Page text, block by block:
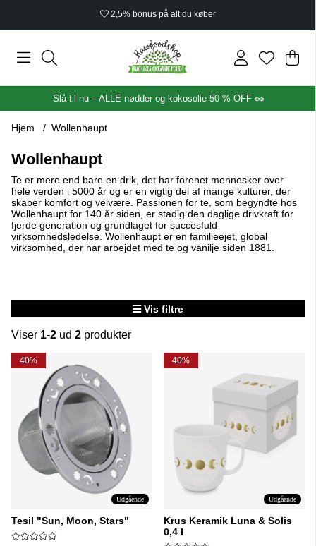
2,5% bonus på alt du køber
.
Slå til nu – ALLE nødder og kokosolie 50 % OFF 🥜
Hjem Wollenhaupt
Wollenhaupt
Te er mere end bare en drik, det har forenet mennesker over
hele verden i 5000 år og er en vigtig del af mange kulturer, der
skaber komfort og velvære. Passionen for te, som begyndte hos
Wollenhaupt for 140 år siden, er stadig den daglige drivkraft for
fjerde generation og grundlaget for succesfuld
virksomhedsledelse. Wollenhaupt er en familieejet, global
virksomhed, der har arbejdet med te og vanilje siden 1881.
Vis filtre
Viser 1-2 ud 2 produkter
Produkter
40%
Udgående
Tesil "Sun, Moon, Stars"
40%
Udgående
Krus Keramik Luna & Solis
0,4 l